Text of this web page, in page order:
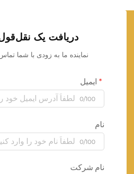
دریافت یک
نماینده ما به زودی با شما
ایمیل
0/100
نام
0/100
نام شرکت